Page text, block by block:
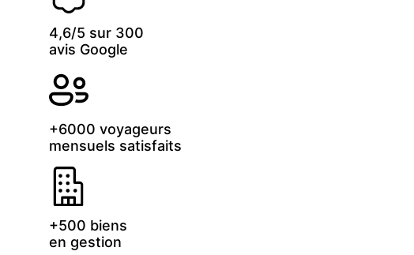
4,6/5 sur 300
avis Google
+6000 voyageurs
mensuels satisfaits
+500 biens
en gestion